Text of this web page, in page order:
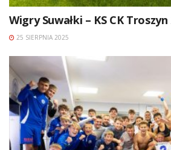
Wigry Suwałki – KS CK Troszyn
25 SIERPNIA 2025